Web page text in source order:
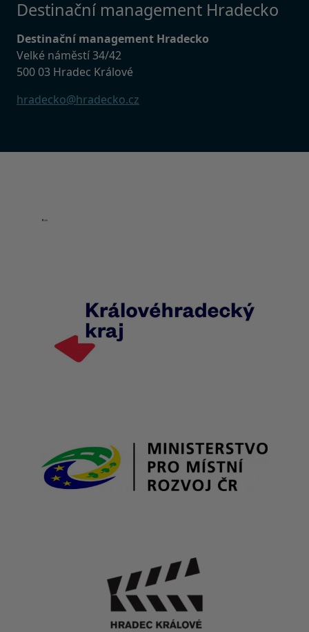
Destinační management Hradecko
Destinační management Hradecko
Velké náměstí 34/42
500 03 Hradec Králové
hradecko@hradecko.cz